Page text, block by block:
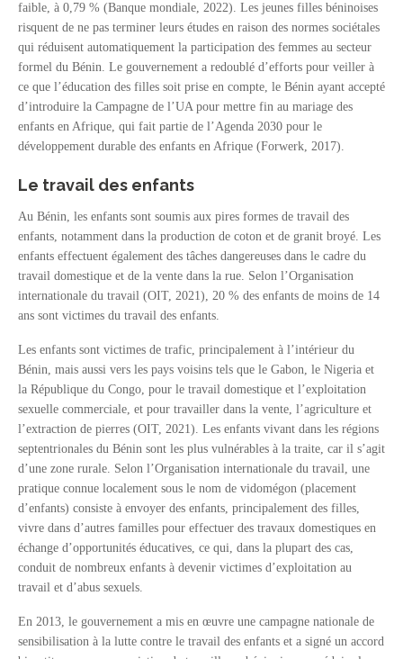
faible, à 0,79 % (Banque mondiale, 2022). Les jeunes filles béninoises
risquent de ne pas terminer leurs études en raison des normes sociétales
qui réduisent automatiquement la participation des femmes au secteur
formel du Bénin. Le gouvernement a redoublé d’efforts pour veiller à
ce que l’éducation des filles soit prise en compte, le Bénin ayant accepté
d’introduire la Campagne de l’UA pour mettre fin au mariage des
enfants en Afrique, qui fait partie de l’Agenda 2030 pour le
développement durable des enfants en Afrique (Forwerk, 2017).
Le travail des enfants
Au Bénin, les enfants sont soumis aux pires formes de travail des
enfants, notamment dans la production de coton et de granit broyé. Les
enfants effectuent également des tâches dangereuses dans le cadre du
travail domestique et de la vente dans la rue. Selon l’Organisation
internationale du travail (OIT, 2021), 20 % des enfants de moins de 14
ans sont victimes du travail des enfants.
Les enfants sont victimes de trafic, principalement à l’intérieur du
Bénin, mais aussi vers les pays voisins tels que le Gabon, le Nigeria et
la République du Congo, pour le travail domestique et l’exploitation
sexuelle commerciale, et pour travailler dans la vente, l’agriculture et
l’extraction de pierres (OIT, 2021). Les enfants vivant dans les régions
septentrionales du Bénin sont les plus vulnérables à la traite, car il s’agit
d’une zone rurale. Selon l’Organisation internationale du travail, une
pratique connue localement sous le nom de vidomégon (placement
d’enfants) consiste à envoyer des enfants, principalement des filles,
vivre dans d’autres familles pour effectuer des travaux domestiques en
échange d’opportunités éducatives, ce qui, dans la plupart des cas,
conduit de nombreux enfants à devenir victimes d’exploitation au
travail et d’abus sexuels.
En 2013, le gouvernement a mis en œuvre une campagne nationale de
sensibilisation à la lutte contre le travail des enfants et a signé un accord